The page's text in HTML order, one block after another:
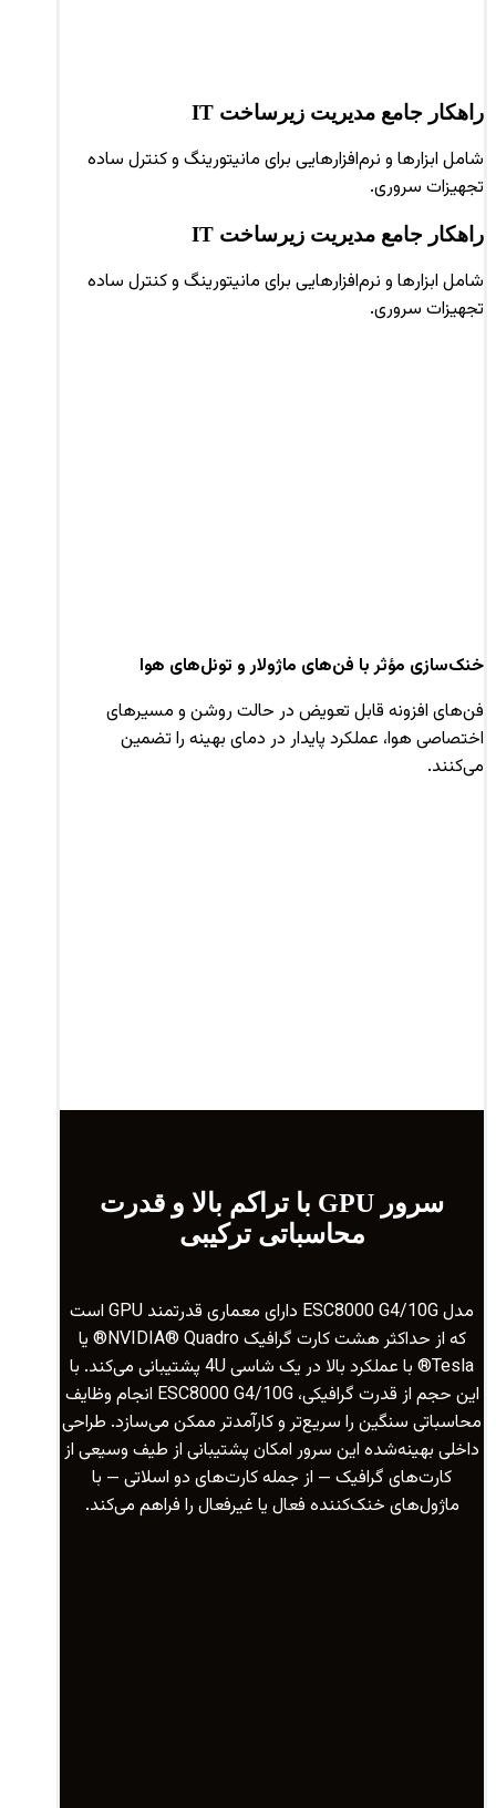
راهکار جامع مدیریت زیرساخت IT
شامل ابزارها و نرم‌افزارهایی برای مانیتورینگ و کنترل ساده
تجهیزات سروری.
راهکار جامع مدیریت زیرساخت IT
شامل ابزارها و نرم‌افزارهایی برای مانیتورینگ و کنترل ساده
تجهیزات سروری.
خنک‌سازی مؤثر با فن‌های ماژولار و تونل‌های هوا
فن‌های افزونه قابل تعویض در حالت روشن و مسیرهای
اختصاصی هوا، عملکرد پایدار در دمای بهینه را تضمین
می‌کنند.
سرور GPU با تراکم بالا و قدرت
محاسباتی ترکیبی
مدل ESC8000 G4/10G دارای معماری قدرتمند GPU است
که از حداکثر هشت کارت گرافیک NVIDIA® Quadro® یا
Tesla® با عملکرد بالا در یک شاسی 4U پشتیبانی می‌کند. با
این حجم از قدرت گرافیکی، ESC8000 G4/10G انجام وظایف
محاسباتی سنگین را سریع‌تر و کارآمدتر ممکن می‌سازد. طراحی
داخلی بهینه‌شده این سرور امکان پشتیبانی از طیف وسیعی از
کارت‌های گرافیک — از جمله کارت‌های دو اسلاتی — با
ماژول‌های خنک‌کننده فعال یا غیرفعال را فراهم می‌کند.